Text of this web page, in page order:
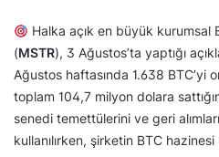
Halka açık en büyük
(MSTR), 3 Ağustos’ta yaptığı
Ağustos haftasında 1.638 BTC’yi
toplam 104,7 milyon dolara
senedi temettülerini ve geri
kullanılırken, şirketin BTC